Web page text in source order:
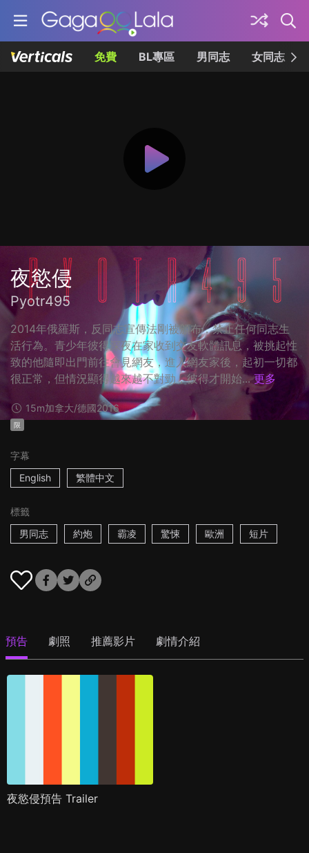
免費 BL專區 男同志 女同志
夜慾侵
Pyotr495
2014年俄羅斯，反同志宣傳法剛被頒布，禁止任何同志生
活行為。青少年彼得深夜在家收到交友軟體訊息，被挑起性
致的他隨即出門前往會見網友，進入網友家後，起初一切都
很正常，但情況顯得越來越不對勁，彼得才開始... 更多
15m加拿大/德國2016
限
字幕
English
繁體中文
標籤
男同志
約炮 霸凌 驚悚 歐洲 短片
預告 劇照 推薦影片 劇情介紹
夜慾侵預告 Trailer